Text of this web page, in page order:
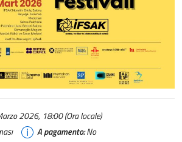
2026, 18:00 (Ora locale)
A pagamento:No